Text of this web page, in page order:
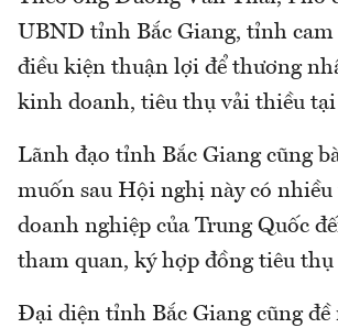
UBND tỉnh Bắc Giang, tỉnh
điều kiện thuận lợi để thương
kinh doanh, tiêu thụ vải thiều tại
Lãnh đạo tỉnh Bắc Giang cũng
muốn sau Hội nghị này có
doanh nghiệp của Trung Quốc
tham quan, ký hợp đồng tiêu
Đại diện tỉnh Bắc Giang cũng